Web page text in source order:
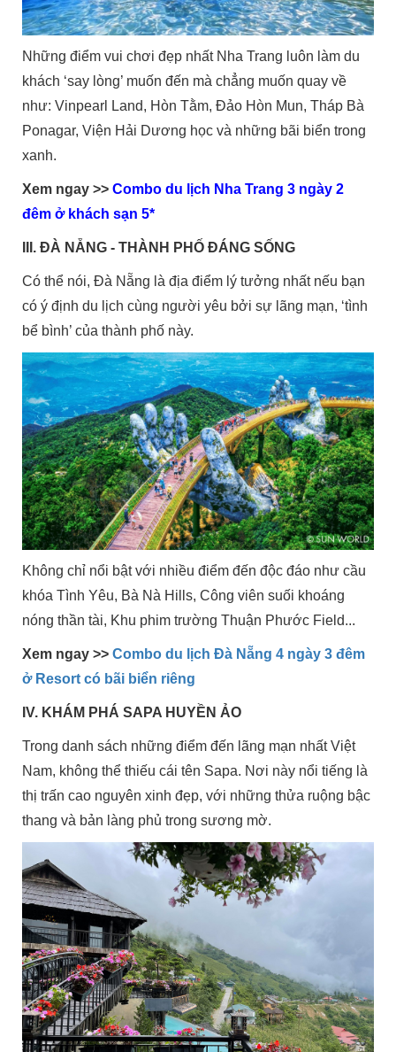
Những điểm vui chơi đẹp nhất Nha Trang luôn làm du
khách ‘say lòng’ muốn đến mà chẳng muốn quay về
như: Vinpearl Land, Hòn Tằm, Đảo Hòn Mun, Tháp Bà
Ponagar, Viện Hải Dương học và những bãi biển trong
xanh.
Xem ngay >>Combo du lịch Nha Trang 3 ngày 2
đêm ở khách sạn 5*
III. ĐÀ NẴNG - THÀNH PHỐ ĐÁNG SỐNG
Có thể nói, Đà Nẵng là địa điểm lý tưởng nhất nếu bạn
có ý định du lịch cùng người yêu bởi sự lãng mạn, ‘tình
bể bình’ của thành phố này.
Không chỉ nổi bật với nhiều điểm đến độc đáo như cầu
khóa Tình Yêu, Bà Nà Hills, Công viên suối khoáng
nóng thần tài, Khu phim trường Thuận Phước Field...
Xem ngay >> Combo du lịch Đà Nẵng 4 ngày 3 đêm
ở Resort có bãi biển riêng
IV. KHÁM PHÁ SAPA HUYỀN ẢO
Trong danh sách những điểm đến lãng mạn nhất Việt
Nam, không thể thiếu cái tên Sapa. Nơi này nổi tiếng là
thị trấn cao nguyên xinh đẹp, với những thửa ruộng bậc
thang và bản làng phủ trong sương mờ.